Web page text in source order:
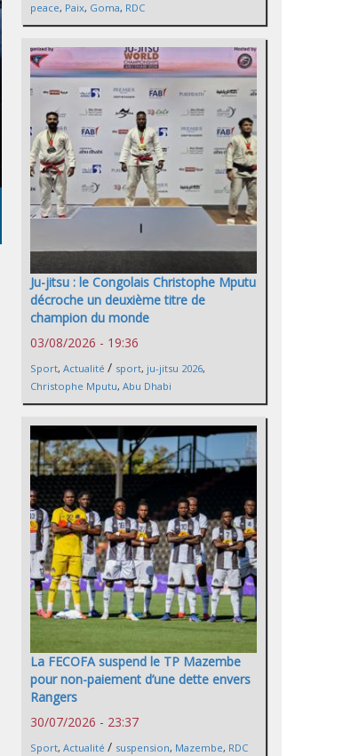
peace, Paix, Goma, RDC
Ju-jitsu : le Congolais Christophe Mputu
décroche un deuxième titre de
champion du monde
03/08/2026 - 19:36
Sport, Actualité / sport, ju-jitsu 2026,
Christophe Mputu, Abu Dhabi
La FECOFA suspend le TP Mazembe
pour non-paiement d’une dette envers
Rangers
30/07/2026 - 23:37
Sport, Actualité / suspension, Mazembe, RDC